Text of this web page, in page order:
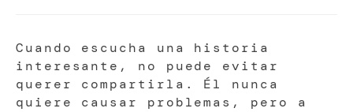
Cuando escucha una historia
interesante, no puede evitar
querer compartirla. Él nunca
quiere causar problemas, pero a